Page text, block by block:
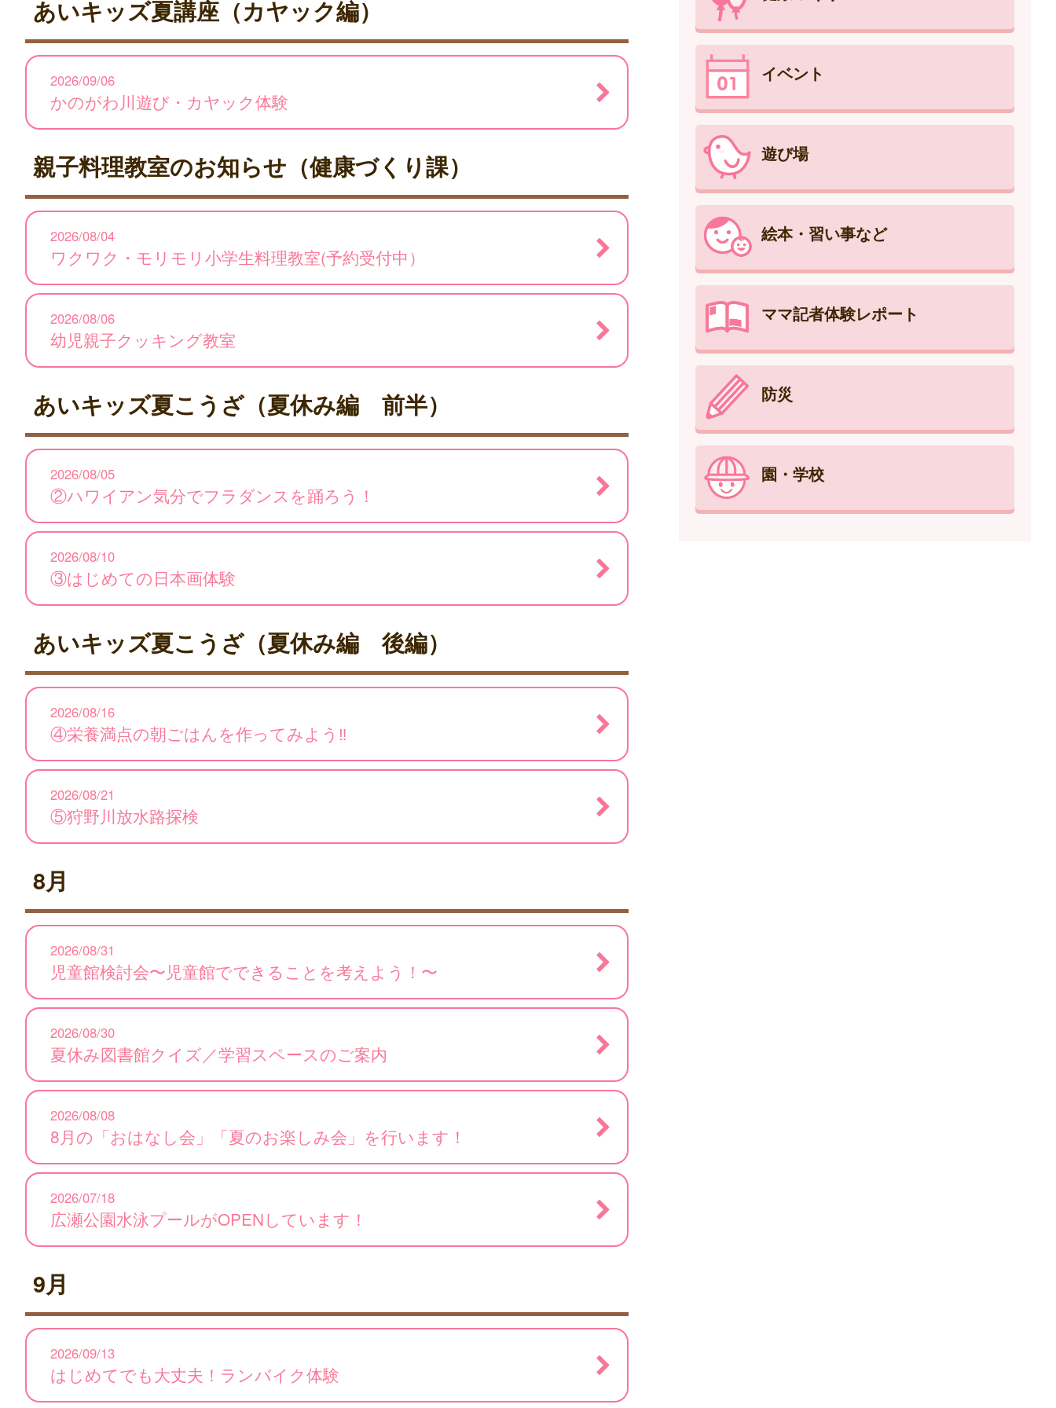
あいキッズ夏講座（カヤック編）
2026/09/06
かのがわ川遊び・カヤック体験
親子料理教室のお知らせ（健康づくり課）
2026/08/04
ワクワク・モリモリ小学生料理教室(予約受付中）
2026/08/06
幼児親子クッキング教室
あいキッズ夏こうざ（夏休み編 前半）
2026/08/05
②ハワイアン気分でフラダンスを踊ろう！
2026/08/10
③はじめての日本画体験
あいキッズ夏こうざ（夏休み編 後編）
2026/08/16
④栄養満点の朝ごはんを作ってみよう‼
2026/08/21
⑤狩野川放水路探検
8月
2026/08/31
児童館検討会〜児童館でできることを考えよう！〜
2026/08/30
夏休み図書館クイズ／学習スペースのご案内
2026/08/08
8月の「おはなし会」「夏のお楽しみ会」を行います！
2026/07/18
広瀬公園水泳プールがOPENしています！
9月
2026/09/13
はじめてでも大丈夫！ランバイク体験
イベント
遊び場
絵本・習い事など
ママ記者体験レポート
防災
園・学校